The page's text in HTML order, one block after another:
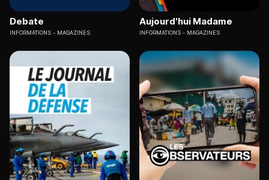
Debate
INFORMATIONS MAGAZINES
Aujourd'hui Madame
INFORMATIONS MAGAZINES